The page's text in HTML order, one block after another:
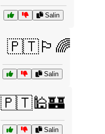
Salin
🇵🇹🏳️‍🌈
Salin
🇵🇹🕌🏰
Salin